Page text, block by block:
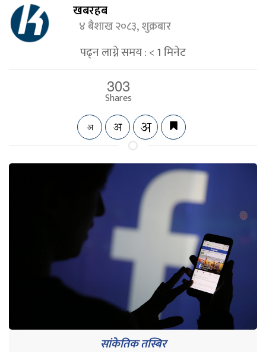
खबरहब
४ बैशाख २०८३, शुक्रबार
पढ्न लाग्ने समय :< 1मिनेट
303
Shares
सांकेतिक तस्बिर